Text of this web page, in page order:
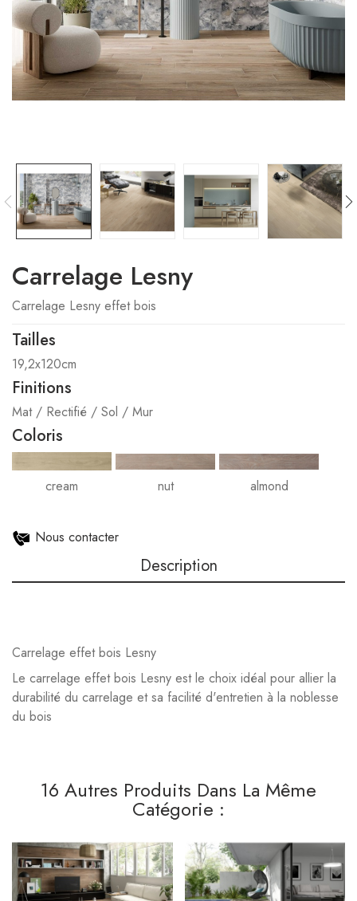
Carrelage Lesny
Carrelage Lesny effet bois
Tailles
19,2x120cm
Finitions
Mat / Rectifié / Sol / Mur
Coloris
cream nut almond
Nous contacter
Description
Carrelage effet bois Lesny
Le carrelage effet bois Lesny est le choix idéal pour allier la
durabilité du carrelage et sa facilité d'entretien à la noblesse
du bois
16 Autres Produits Dans La Même
Catégorie :